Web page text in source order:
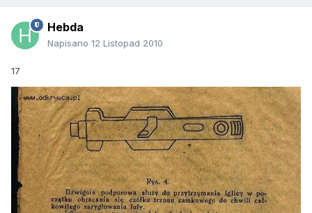
Hebda
Napisano 12 Listopad 2010
17